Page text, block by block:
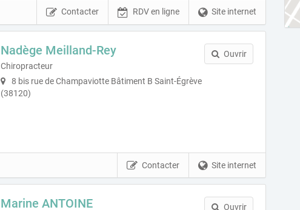
Site internet
RDV en ligne
Contacter
Nadège Meilland-Rey
Chiropracteur
8 bis rue de Champaviotte Bâtiment B Saint-Égrève
(38120)
Ouvrir
Site internet
Contacter
Marine ANTOINE Ouvrir